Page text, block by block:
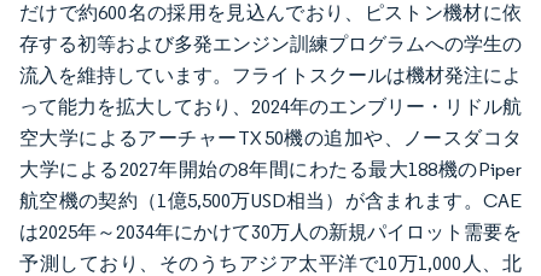
だけで約600名の採用を見込んでおり、ピストン機材に依
存する初等および多発エンジン訓練プログラムへの学生の
流入を維持しています。フライトスクールは機材発注によ
って能力を拡大しており、2024年のエンブリー・リドル航
空大学によるアーチャーTX 50機の追加や、ノースダコタ
大学による2027年開始の8年間にわたる最大188機のPiper
航空機の契約（1億5,500万USD相当）が含まれます。CAE
は2025年～2034年にかけて30万人の新規パイロット需要を
予測しており、そのうちアジア太平洋で10万1,000人、北